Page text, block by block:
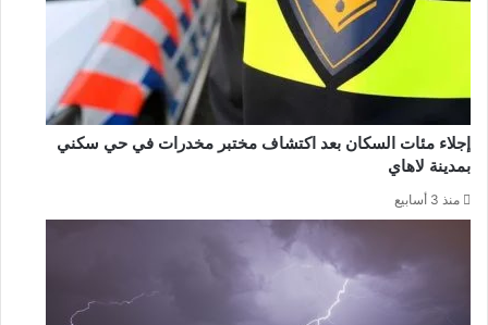
إجلاء مئات السكان بعد اكتشاف مختبر مخدرات في حي سكني
بمدينة لاهاي
منذ 3 أسابيع